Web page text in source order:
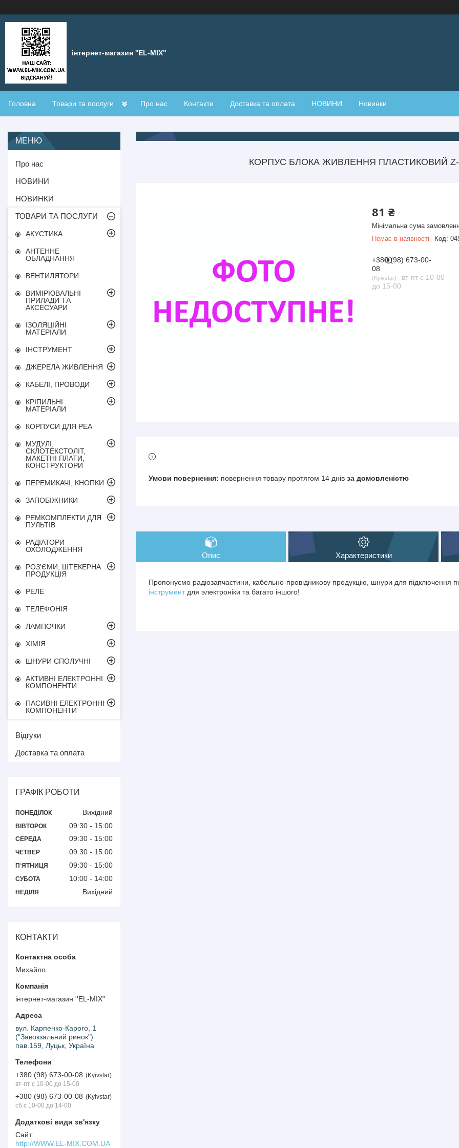
інтернет-магазин ''EL-MIX"
Головна Товари та послуги Про нас Контакти Доставка та оплата НОВИНИ Новинки
КОРПУС БЛОКА ЖИВЛЕННЯ ПЛАСТИКОВИЙ Z-
81 ₴
Мінімальна сума
Немає в наявності
Код:
+380 (98) 673-00-
08
Kyivstar
вт-пт с 10-00
до 15-00
повернення товару протягом 14 днів за домовленістю
Опис Характеристики
Пропонуємо радіозапчастини, кабельно-провідникову продукцію, шнури для підключення
інструментдля электроніки та багато іншого!
Про нас
НОВИНИ
НОВИНКИ
ТОВАРИ ТА ПОСЛУГИ
АКУСТИКА
АНТЕННЕ
ОБЛАДНАННЯ
ВЕНТИЛЯТОРИ
ВИМІРЮВАЛЬНІ
ПРИЛАДИ ТА
АКСЕСУАРИ
ІЗОЛЯЦІЙНІ
МАТЕРІАЛИ
ІНСТРУМЕНТ
ДЖЕРЕЛА ЖИВЛЕННЯ
КАБЕЛІ, ПРОВОДИ
КРІПИЛЬНІ
МАТЕРІАЛИ
КОРПУСИ ДЛЯ РЕА
МУДУЛІ,
СКЛОТЕКСТОЛІТ,
МАКЕТНІ ПЛАТИ,
КОНСТРУКТОРИ
ПЕРЕМИКАЧІ, КНОПКИ
ЗАПОБІЖНИКИ
РЕМКОМПЛЕКТИ ДЛЯ
ПУЛЬТІВ
РАДІАТОРИ
ОХОЛОДЖЕННЯ
РОЗ'ЄМИ, ШТЕКЕРНА
ПРОДУКЦІЯ
РЕЛЕ
ТЕЛЕФОНІЯ
ЛАМПОЧКИ
ХІМІЯ
ШНУРИ СПОЛУЧНІ
АКТИВНІ ЕЛЕКТРОННІ
КОМПОНЕНТИ
ПАСИВНІ ЕЛЕКТРОННІ
КОМПОНЕНТИ
Відгуки
Доставка та оплата
ГРАФІК РОБОТИ
ПОНЕДІЛОК Вихідний
ВІВТОРОК 09:30 15:00
СЕРЕДА 09:30 15:00
ЧЕТВЕР 09:30 15:00
ПʼЯТНИЦЯ 09:30 15:00
СУБОТА 10:00 14:00
НЕДІЛЯ Вихідний
КОНТАКТИ
Михайло
інтернет-магазин ''EL-MIX"
вул. Карпенко-Карого, 1
("Завокзальний ринок")
пав.159, Луцьк, Україна
+380 (98) 673-00-08
Kyivstar
вт-пт с 10-00 до 15-00
+380 (98) 673-00-08
Kyivstar
сб с 10-00 до 14-00
http://WWW.EL-MIX.COM.UA